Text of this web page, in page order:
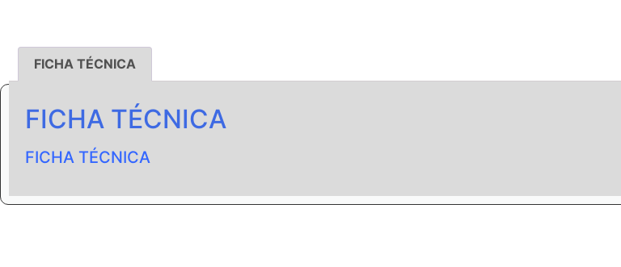
FICHA TÉCNICA
FICHA TÉCNICA
FICHA TÉCNICA